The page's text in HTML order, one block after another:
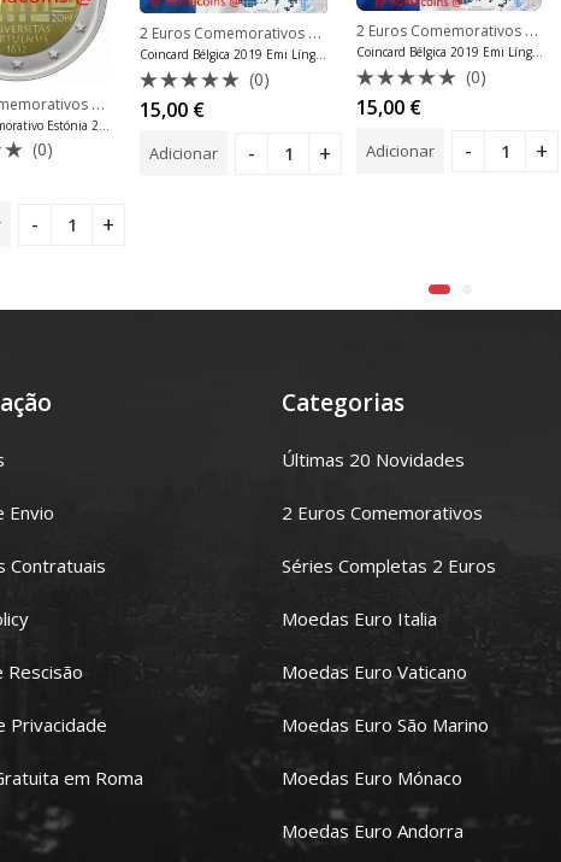
Alemanha
2 Euros Comemorativos 2019 2 Euros Comemorativos Estónia
2 Euro Comemorativo Estónia 2019 Universidade de Tartu
(0)
2 Euros Comemorativos 2019 2 Euros Comemorativos Bélgica
Coincard Bélgica 2019 Emi Língua neerlandesa
Avaliação
0
de
5
(0)
15,00 €
Adicionar
2 Euros Comemorativos 2019
Coincard Bélgica 2019 Emi Língua francesa
Avaliação
0
de
5
(0)
15,00 €
Adicionar
Envio
Contratuais
Rescisão
Privacidade
em Roma
Categorias
Últimas 20 Novidades
2 Euros Comemorativos
Séries Completas 2 Euros
Moedas Euro Italia
Moedas Euro Vaticano
Moedas Euro São Marino
Moedas Euro Mónaco
Moedas Euro Andorra